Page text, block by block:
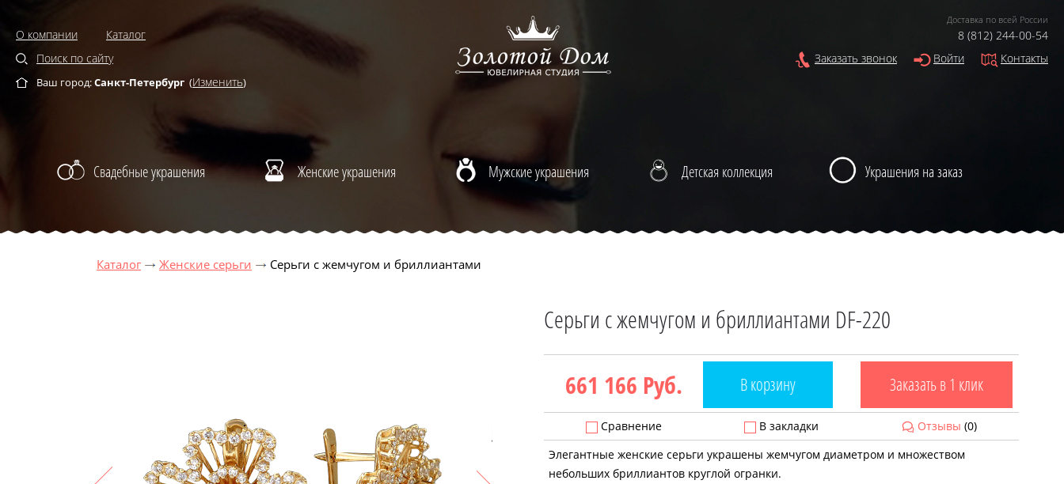
О компании
Каталог
Поиск по сайту
Ваш город:Санкт-Петербург (Изменить)
Доставка по всей России
8 (812) 244-00-54
Заказать звонок
Войти Контакты
Свадебные украшения Женские украшения Мужские украшения Детская коллекция Украшения на заказ
Каталог Женские серьги Серьги с жемчугом и бриллиантами
Серьги с жемчугом и бриллиантами DF-220
661 166 Руб. В корзину Заказать в 1 клик
Сравнение В закладки Отзывы (0)
Элегантные женские серьги украшены жемчугом диаметром и множеством
небольших бриллиантов круглой огранки.